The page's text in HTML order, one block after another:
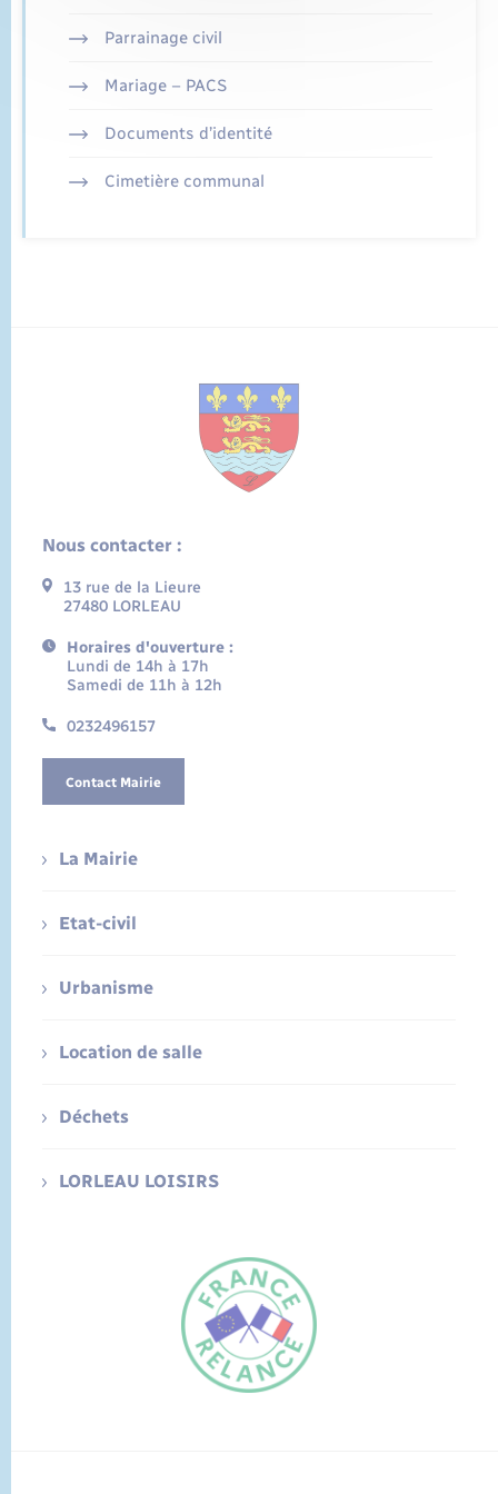
Parrainage civil
Mariage – PACS
Documents d’identité
Cimetière communal
Nous contacter :
13 rue de la Lieure
27480 LORLEAU
Horaires d'ouverture :
Lundi de 14h à 17h
Samedi de 11h à 12h
0232496157
Contact Mairie
La Mairie
Etat-civil
Urbanisme
Location de salle
Déchets
LORLEAU LOISIRS